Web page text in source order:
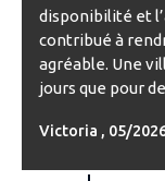
disponibilité et
contribué à
agréable. Une
jours que pour
Victoria , 05/